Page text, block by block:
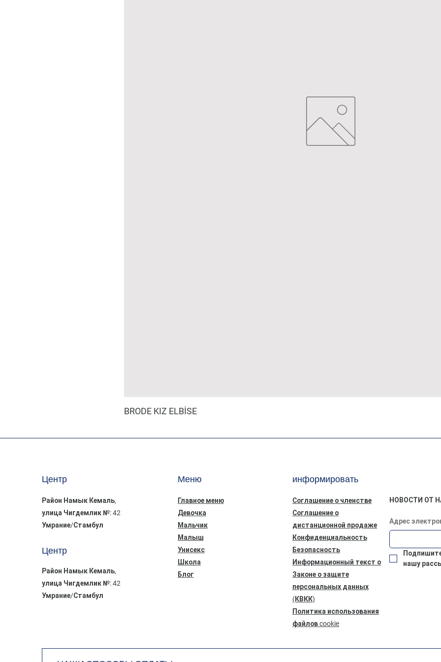
BRODE KIZ ELBİSE
Центр
Район Намык Кемаль,
улица Чигдемлик №: 42
Умрание/Стамбул
Центр
Район Намык Кемаль,
улица Чигдемлик №: 42
Умрание/Стамбул
Меню
Главное меню
Девочка
Мальчик
Малыш
Унисекс
Школа
Блог
информировать
Соглашение о членстве
Соглашение о
дистанционной продаже
Конфиденциальность
Безопасность
Информационный текст о
Законе о защите
персональных данных
(КВКК)
Политика использования
файлов cookie
НОВОСТИ ОТ
Адрес
нашу